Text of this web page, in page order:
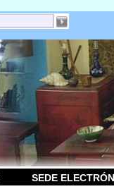
SEDE